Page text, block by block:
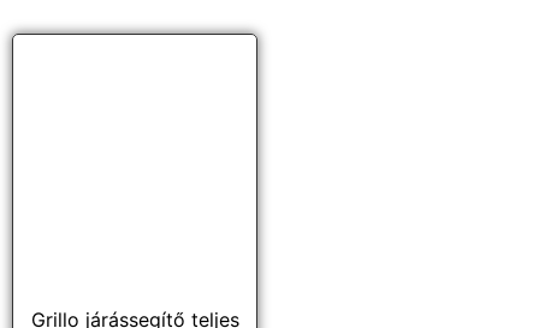
Grillo járássegítő teljes